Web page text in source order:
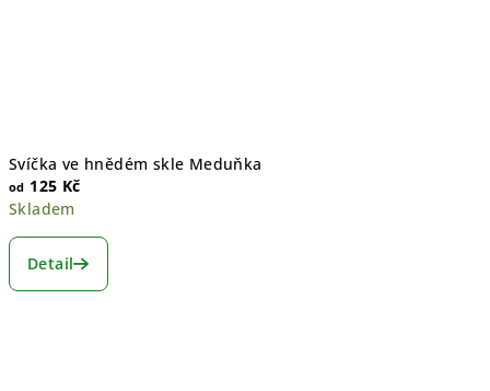
Svíčka ve hnědém skle Meduňka
od 125 Kč
Skladem
Detail